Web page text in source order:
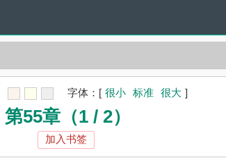
字体： [ 很小 标准 很大 ]
第55章（1 / 2）
加入书签